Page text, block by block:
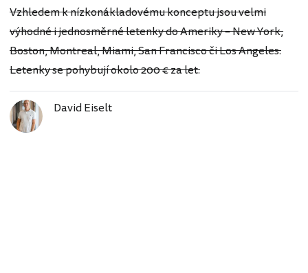
Vzhledem k nízkonákladovému konceptu jsou velmi
výhodné i jednosměrné letenky do Ameriky – New York,
Boston, Montreal, Miami, San Francisco či Los Angeles.
Letenky se pohybují okolo 200 € za let.
David Eiselt